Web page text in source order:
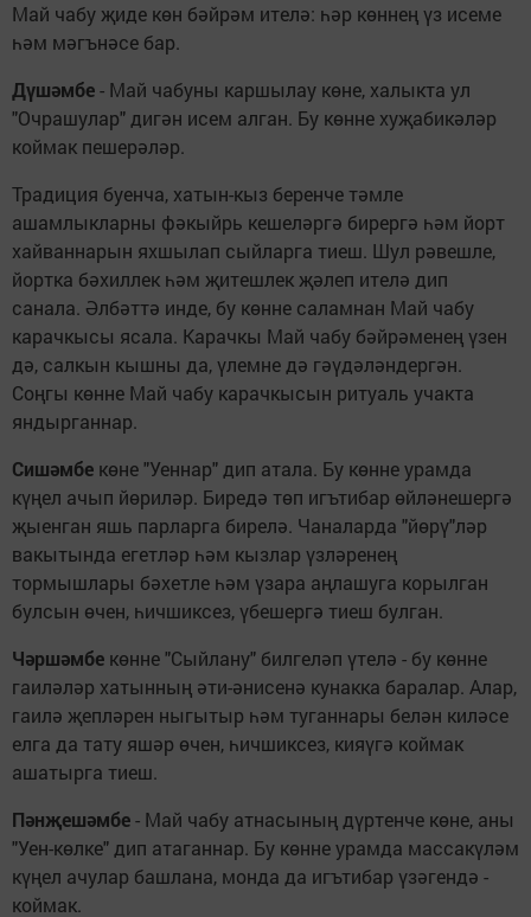
Май чабу җиде көн бәйрәм ителә: һәр көннең үз исеме
һәм мәгънәсе бар.
Дүшәмбе- Май чабуны каршылау көне, халыкта ул
"Очрашулар" дигән исем алган. Бу көнне хуҗабикәләр
коймак пешерәләр.
Традиция буенча, хатын-кыз беренче тәмле
ашамлыкларны фәкыйрь кешеләргә бирергә һәм йорт
хайваннарын яхшылап сыйларга тиеш. Шул рәвешле,
йортка бәхиллек һәм җитешлек җәлеп ителә дип
санала. Әлбәттә инде, бу көнне саламнан Май чабу
карачкысы ясала. Карачкы Май чабу бәйрәменең үзен
дә, салкын кышны да, үлемне дә гәүдәләндергән.
Соңгы көнне Май чабу карачкысын ритуаль учакта
яндырганнар.
Сишәмбе көне "Уеннар" дип атала. Бу көнне урамда
күңел ачып йөриләр. Биредә төп игътибар өйләнешергә
җыенган яшь парларга бирелә. Чаналарда "йөрү"ләр
вакытында егетләр һәм кызлар үзләренең
тормышлары бәхетле һәм үзара аңлашуга корылган
булсын өчен, һичшиксез, үбешергә тиеш булган.
Чәршәмбе көнне "Сыйлану" билгеләп үтелә - бу көнне
гаиләләр хатынның әти-әнисенә кунакка баралар. Алар,
гаилә җепләрен ныгытыр һәм туганнары белән киләсе
елга да тату яшәр өчен, һичшиксез, кияүгә коймак
ашатырга тиеш.
Пәнҗешәмбе- Май чабу атнасының дүртенче көне, аны
"Уен-көлке" дип атаганнар. Бу көнне урамда массакүләм
күңел ачулар башлана, монда да игътибар үзәгендә -
коймак.